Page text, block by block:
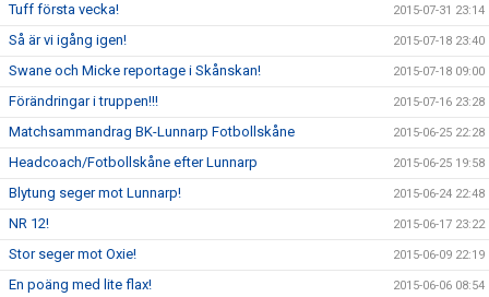
Tuff första vecka! 2015-07-31 23:14
Så är vi igång igen! 2015-07-18 23:40
Swane och Micke reportage i Skånskan! 2015-07-18 09:00
Förändringar i truppen!!! 2015-07-16 23:28
Matchsammandrag BK-Lunnarp Fotbollskåne 2015-06-25 22:28
Headcoach/Fotbollskåne efter Lunnarp 2015-06-25 19:58
Blytung seger mot Lunnarp! 2015-06-24 22:48
NR 12! 2015-06-17 23:22
Stor seger mot Oxie! 2015-06-09 22:19
En poäng med lite flax! 2015-06-06 08:54